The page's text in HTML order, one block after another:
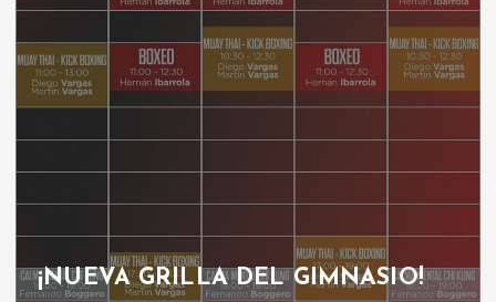
¡NUEVA GRILLA DEL GIMNASIO!